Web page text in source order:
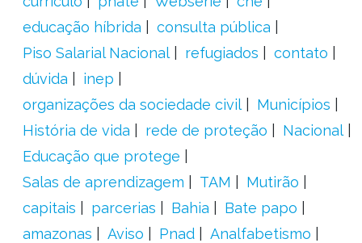
educação híbrida
consulta pública
Piso Salarial Nacional
refugiados
contato
dúvida
inep
organizações da sociedade civil
Municípios
História de vida
rede de proteção
Nacional
Educação que protege
Salas de aprendizagem
TAM
Mutirão
capitais
parcerias Bahia
Bate papo
amazonas
Aviso Pnad
Analfabetismo